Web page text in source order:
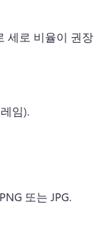
세로 비율이 권장
임).
또는 JPG.